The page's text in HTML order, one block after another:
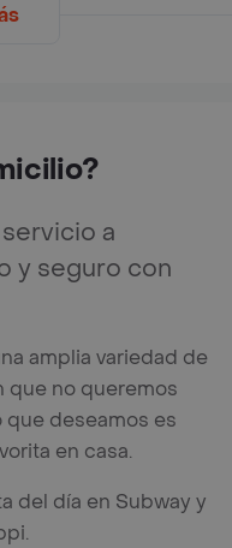
a
y seguro con
amplia variedad de
que no queremos
que deseamos es
en casa.
del día en Subway y